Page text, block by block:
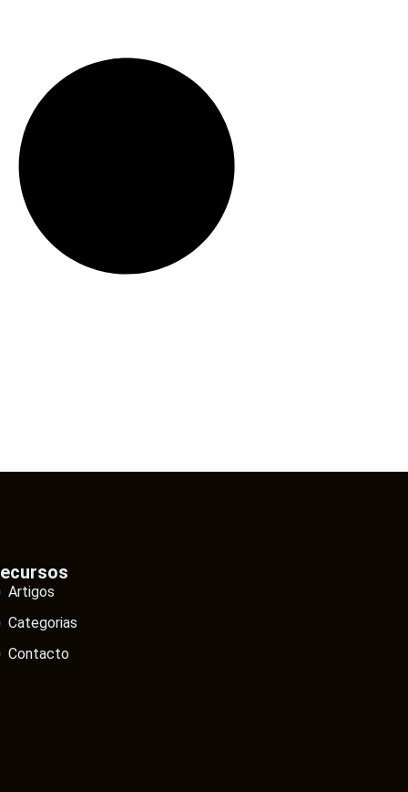
Artigos
Categorias
Contacto